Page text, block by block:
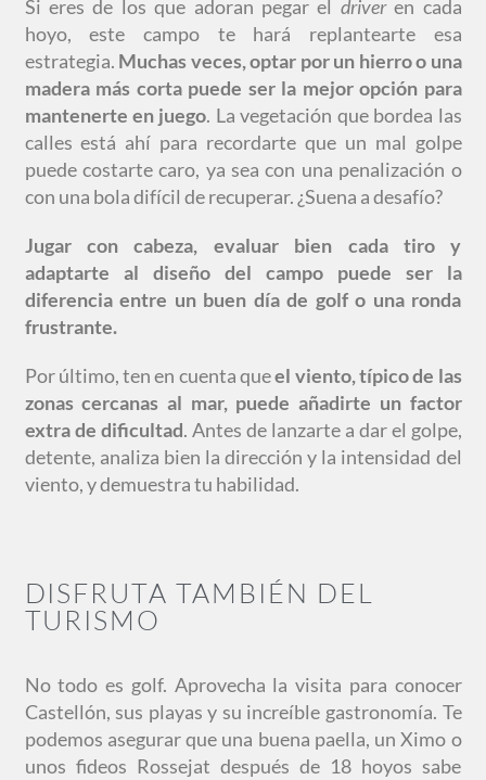
Si eres de los que adoran pegar el driveren cada
hoyo, este campo te hará replantearte esa
estrategia. Muchas veces, optar por un hierro o una
madera más corta puede ser la mejor opción para
mantenerte en juego. La vegetación que bordea las
calles está ahí para recordarte que un mal golpe
puede costarte caro, ya sea con una penalización o
con una bola difícil de recuperar. ¿Suena a desafío?
Jugar con cabeza, evaluar bien cada tiro y
adaptarte al diseño del campo puede ser la
diferencia entre un buen día de golf o una ronda
frustrante.
Por último, ten en cuenta queel viento, típico de las
zonas cercanas al mar, puede añadirte un factor
extra de dificultad. Antes de lanzarte a dar el golpe,
detente, analiza bien la dirección y la intensidad del
viento, y demuestra tu habilidad.
DISFRUTA TAMBIÉN DEL
TURISMO
No todo es golf. Aprovecha la visita para conocer
Castellón, sus playas y su increíble gastronomía. Te
podemos asegurar que una buena paella, un Ximo o
unos fideos Rossejat después de 18 hoyos sabe